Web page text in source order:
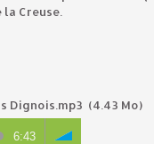
Creuse.
Dignois.mp3 (4.43 Mo)
6:43